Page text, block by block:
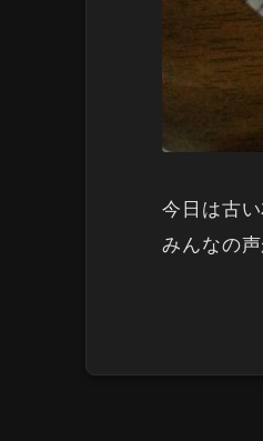
今日は古
みんなの